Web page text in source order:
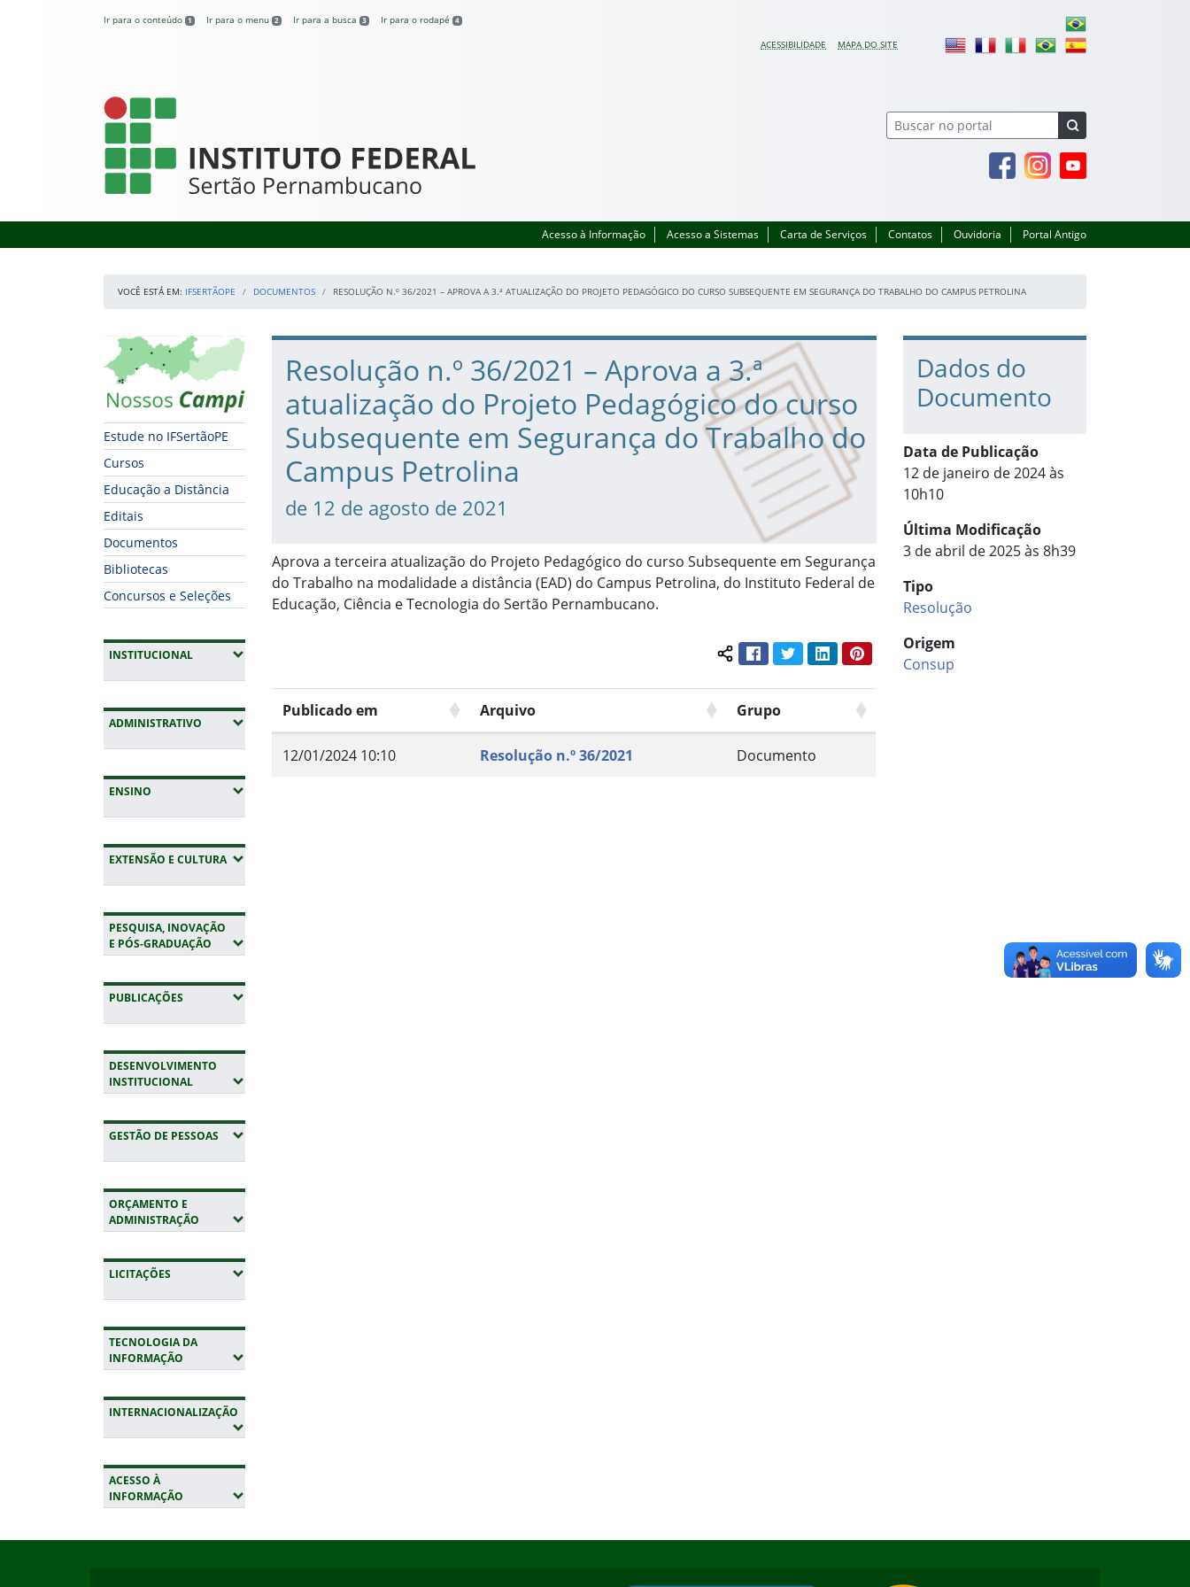
Ir para o conteúdo 1 Ir para o menu 2 Ir para a busca 3 Ir para o rodapé 4
ACESSIBILIDADE MAPA DO SITE
IFSertãoPE
FacebookInstagramYoutube
Acesso à Informação Acesso a Sistemas Carta de Serviços Contatos Ouvidoria Portal Antigo
VOCÊ ESTÁ EM: IFSERTÃOPE DOCUMENTOS RESOLUÇÃO N.º 36/2021 – APROVA A 3.ª ATUALIZAÇÃO DO PROJETO PEDAGÓGICO DO CURSO SUBSEQUENTE EM SEGURANÇA DO TRABALHO DO CAMPUS PETROLINA
Início da navegação
Mapa Campi
Estude no IFSertãoPE
Cursos
Educação a Distância
Editais
Documentos
Bibliotecas
Concursos e Seleções
INSTITUCIONAL(EXPANDIR SUBMENUS)
ADMINISTRATIVO (EXPANDIR SUBMENUS)
ENSINO (EXPANDIR SUBMENUS)
EXTENSÃO E CULTURA(EXPANDIR SUBMENUS)
PESQUISA, INOVAÇÃO
E PÓS-GRADUAÇÃO (EXPANDIR SUBMENUS)
PUBLICAÇÕES (EXPANDIR SUBMENUS)
DESENVOLVIMENTO
INSTITUCIONAL(EXPANDIR SUBMENUS)
GESTÃO DE PESSOAS (EXPANDIR SUBMENUS)
ORÇAMENTO E
ADMINISTRAÇÃO (EXPANDIR SUBMENUS)
LICITAÇÕES (EXPANDIR SUBMENUS)
TECNOLOGIA DA
INFORMAÇÃO (EXPANDIR SUBMENUS)
INTERNACIONALIZAÇÃO
ACESSO À
INFORMAÇÃO (EXPANDIR SUBMENUS)
Início do conteúdo
Resolução n.º 36/2021 – Aprova a 3.ª
atualização do Projeto Pedagógico do curso
Subsequente em Segurança do Trabalho do
Campus Petrolina
de 12 de agosto de 2021
Aprova a terceira atualização do Projeto Pedagógico do curso Subsequente em Segurança
do Trabalho na modalidade a distância (EAD) do Campus Petrolina, do Instituto Federal de
Educação, Ciência e Tecnologia do Sertão Pernambucano.
Compartilhar conteúdo:
FacebookTwitterLinkedInPinterest
Publicado em Arquivo Grupo
12/01/2024 10:10 Resolução n.º 36/2021 Documento
Dados do
Documento
Data de Publicação
12 de janeiro de 2024 às
10h10
Última Modificação
3 de abril de 2025 às 8h39
Tipo
Resolução
Origem
Consup